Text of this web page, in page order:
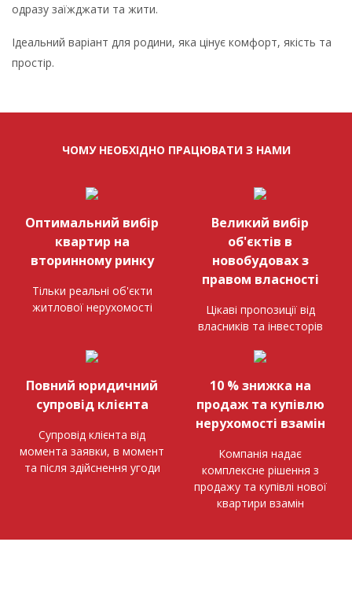
одразу заїжджати та жити.
Ідеальний варіант для родини, яка цінує комфорт, якість та
простір.
ЧОМУ НЕОБХІДНО ПРАЦЮВАТИ З НАМИ
Оптимальний вибір
квартир на
вторинному ринку
Тільки реальні об'єкти
житлової нерухомості
Великий вибір
об'єктів в
новобудовах з
правом власності
Цікаві пропозиції від
власників та інвесторів
Повний юридичний
супровід клієнта
Супровід клієнта від
момента заявки, в момент
та після здійснення угоди
10 % знижка на
продаж та купівлю
нерухомості взамін
Компанія надає
комплексне рішення з
продажу та купівлі нової
квартири взамін